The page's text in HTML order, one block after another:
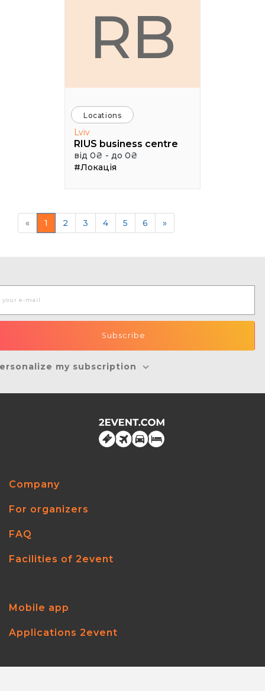
RB
Locations
Lviv
RIUS business centre
від 0₴ - до 0₴
#Локація
« 1 2 3 4 5 6 »
my subscription
Company
For organizers
FAQ
Facilities of 2event
Mobile app
Applications 2event